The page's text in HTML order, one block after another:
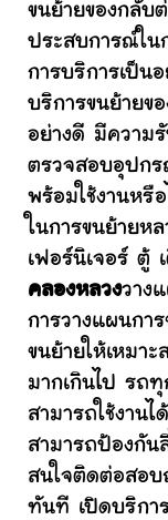
ขนย้ายของกลับ
ประสบการณ์ใน
การบริการเป็น
บริการขนย้ายข
อย่างดี มีความ
ตรวจสอบอุปกร
พร้อมใช้งานหรื
ในการขนย้ายห
เฟอร์นิเจอร์ ตู้
คลองหลวงวาง
การวางแผนกา
ขนย้ายให้เหมาะ
มากเกินไป รถ
สามารถใช้งา
สามารถป้องกัน
สนใจติดต่อสอบ
ทันที เปิดบริกา